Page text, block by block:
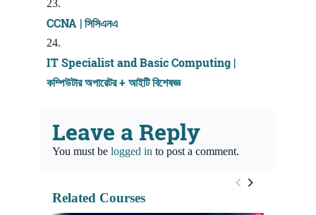
CCNA | সিসিএনএ
IT Specialist and Basic Computing |
কম্পিউটার অপারেটর + আইটি বিশেষজ্ঞ
Leave a Reply
You must be logged in to post a comment.
Related Courses